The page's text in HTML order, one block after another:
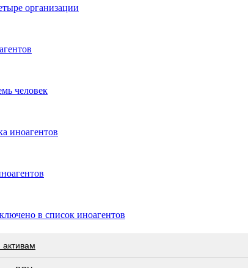
организации
человек
иноагентов
в список иноагентов